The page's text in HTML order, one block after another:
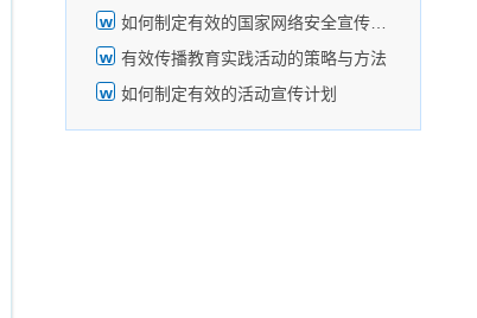
如何制定有效的国家网络安全宣传周活动计划
有效传播教育实践活动的策略与方法
如何制定有效的活动宣传计划